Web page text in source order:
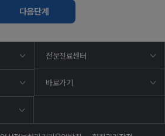
다음단계
전문진료센터
바로가기